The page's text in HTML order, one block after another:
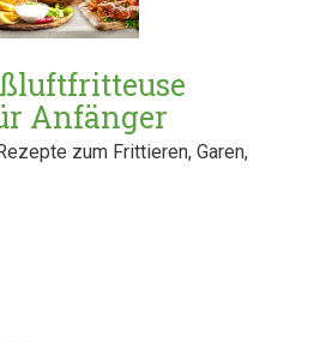
Anfänger
zum Frittieren, Garen,